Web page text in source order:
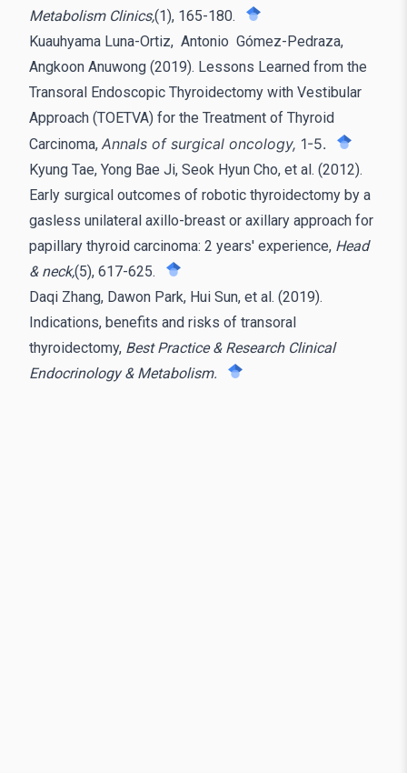
Metabolism Clinics,(1), 165-180.
Kuauhyama Luna-Ortiz, Antonio Gómez-Pedraza,
Angkoon Anuwong (2019). Lessons Learned from the
Transoral Endoscopic Thyroidectomy with Vestibular
Approach (TOETVA) for the Treatment of Thyroid
Carcinoma, Annals of surgical oncology, 1-5.
Kyung Tae, Yong Bae Ji, Seok Hyun Cho, et al. (2012).
Early surgical outcomes of robotic thyroidectomy by a
gasless unilateral axillo-breast or axillary approach for
papillary thyroid carcinoma: 2 years' experience, Head
& neck,(5), 617-625.
Daqi Zhang, Dawon Park, Hui Sun, et al. (2019).
Indications, benefits and risks of transoral
thyroidectomy, Best Practice & Research Clinical
Endocrinology & Metabolism.